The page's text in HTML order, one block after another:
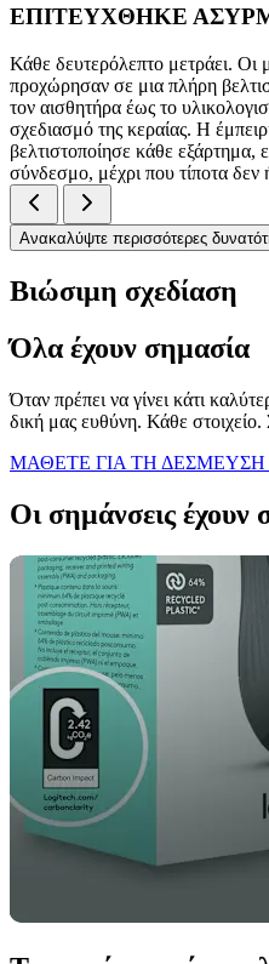
ΕΠΙΤΕΥΧΘΗΚΕ
Κάθε δευτερόλεπτο μετράει. Οι
προχώρησαν σε μια πλήρη
τον αισθητήρα έως το
σχεδιασμό της κεραίας. Η
βελτιστοποίησε κάθε εξάρτημα,
σύνδεσμο, μέχρι που τίποτα δεν
Ανακαλύψτε περισσότερες
Βιώσιμη σχεδίαση
Όλα έχουν σημασία
Όταν πρέπει να γίνει κάτι
δική μας ευθύνη. Κάθε
ΜΑΘΕΤΕ ΓΙΑ ΤΗ
Οι σημάνσεις έχουν